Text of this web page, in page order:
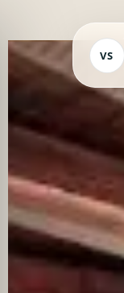
contenu
VS